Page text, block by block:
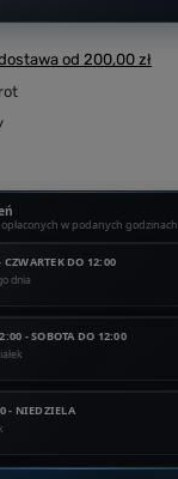
od 200,00 zł
w podanych godzinach
DO 12:00
dnia
- SOBOTA DO 12:00
- NIEDZIELA